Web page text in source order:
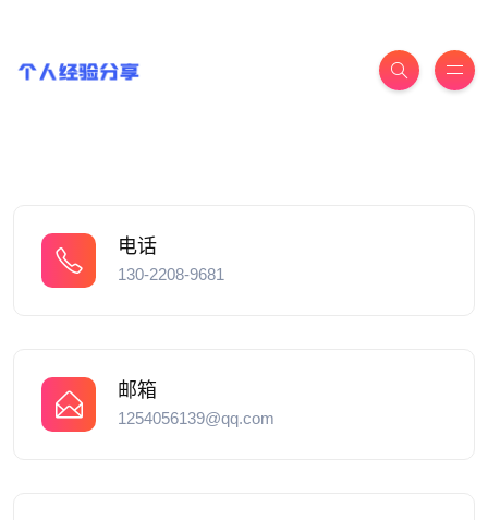
电话
130-2208-9681
邮箱
1254056139@qq.com